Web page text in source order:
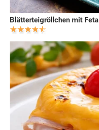
Blätterteigröllchen mit Feta